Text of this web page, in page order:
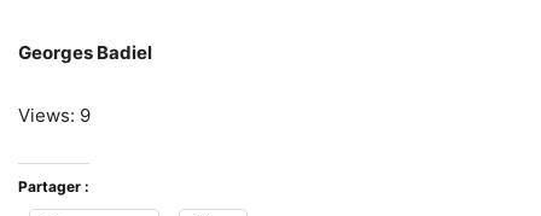
Georges Badiel
Views: 9
Partager :